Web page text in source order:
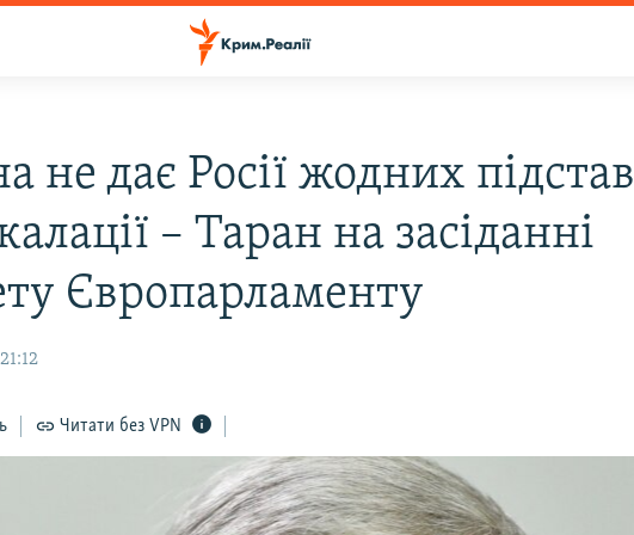
не дає Росії жодних підстав
– Таран на засіданні
Європарламенту
Читати без VPN